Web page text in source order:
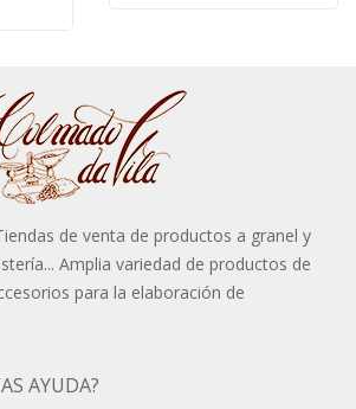
de venta de productos a granel y
Amplia variedad de productos de
para la elaboración de
AYUDA?